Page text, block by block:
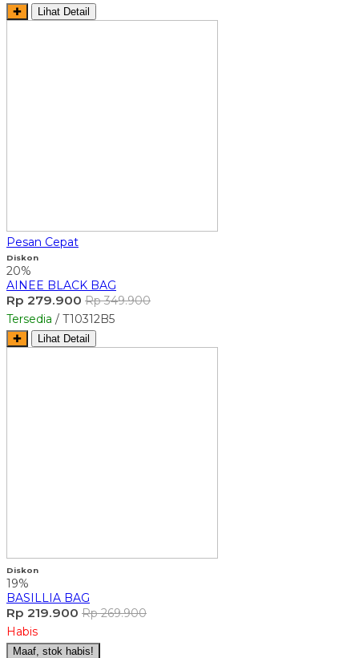
✚ Lihat Detail
Pesan Cepat
Diskon
20%
AINEE BLACK BAG
Rp 279.900 Rp 349.900
Tersedia / T10312B5
✚ Lihat Detail
Diskon
19%
BASILLIA BAG
Rp 219.900 Rp 269.900
Habis
Maaf, stok habis!